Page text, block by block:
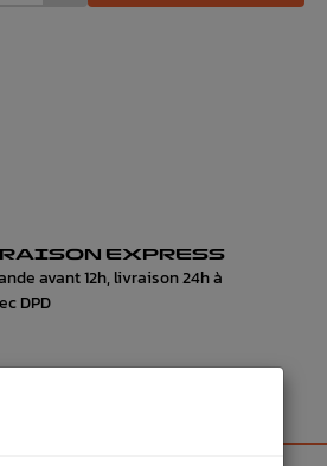
EXPRESS
avant 12h, livraison 24h à
DPD